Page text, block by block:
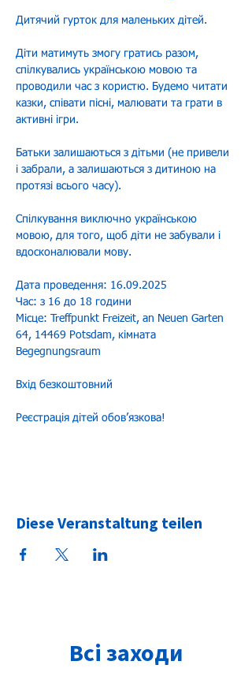
Дитячий гурток для маленьких дітей.
Діти матимуть змогу гратись разом,
спілкувались українською мовою та
проводили час з користю. Будемо читати
казки, співати пісні, малювати та грати в
активні ігри.
Батьки залишаються з дітьми (не привели
і забрали, а залишаються з дитиною на
протязі всього часу).
Спілкування виключно українською
мовою, для того, щоб діти не забували і
вдосконалювали мову.
Дата проведення: 16.09.2025
Час: з 16 до 18 години
Місце: Treffpunkt Freizeit, an Neuen Garten
64, 14469 Potsdam, кімната
Begegnungsraum
Вхід безкоштовний
Реєстрація дітей обовʼязкова!
Diese Veranstaltung teilen
Всі заходи